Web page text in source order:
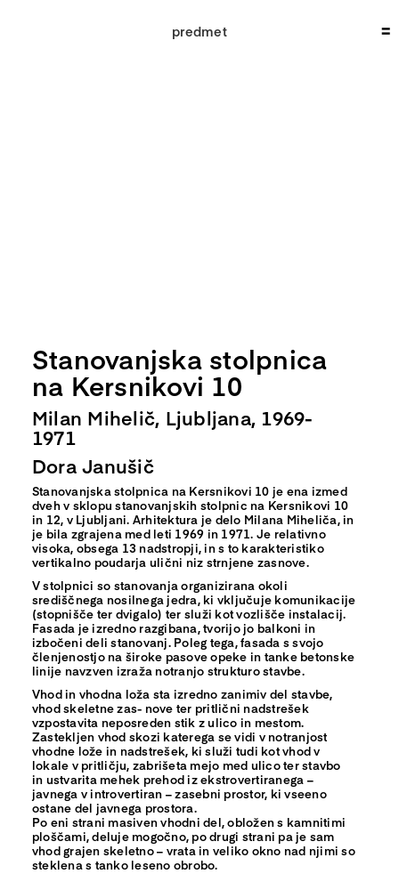
Stanovanjska stolpnica
na Kersnikovi 10
Milan Mihelič, Ljubljana, 1969-
1971
Dora Janušič
Stanovanjska stolpnica na Kersnikovi 10 je ena izmed
dveh v sklopu stanovanjskih stolpnic na Kersnikovi 10
in 12, v Ljubljani. Arhitektura je delo Milana Miheliča, in
je bila zgrajena med leti 1969 in 1971. Je relativno
visoka, obsega 13 nadstropji, in s to karakteristiko
vertikalno poudarja ulični niz strnjene zasnove.
V stolpnici so stanovanja organizirana okoli
središčnega nosilnega jedra, ki vključuje komunikacije
(stopnišče ter dvigalo) ter služi kot vozlišče instalacij.
Fasada je izredno razgibana, tvorijo jo balkoni in
izbočeni deli stanovanj. Poleg tega, fasada s svojo
členjenostjo na široke pasove opeke in tanke betonske
linije navzven izraža notranjo strukturo stavbe.
Vhod in vhodna loža sta izredno zanimiv del stavbe,
vhod skeletne zas- nove ter pritlični nadstrešek
vzpostavita neposreden stik z ulico in mestom.
Zastekljen vhod skozi katerega se vidi v notranjost
vhodne lože in nadstrešek, ki služi tudi kot vhod v
lokale v pritličju, zabrišeta mejo med ulico ter stavbo
in ustvarita mehek prehod iz ekstrovertiranega –
javnega v introvertiran – zasebni prostor, ki vseeno
ostane del javnega prostora.
Po eni strani masiven vhodni del, obložen s kamnitimi
ploščami, deluje mogočno, po drugi strani pa je sam
vhod grajen skeletno – vrata in veliko okno nad njimi so
steklena s tanko leseno obrobo.
predmet